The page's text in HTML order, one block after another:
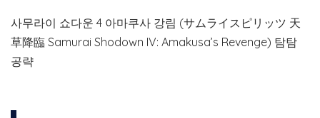
사무라이 쇼다운 4 아마쿠사 강림 (サムライスピリッツ 天
草降臨 Samurai Shodown IV: Amakusa’s Revenge) 탐탐
공략